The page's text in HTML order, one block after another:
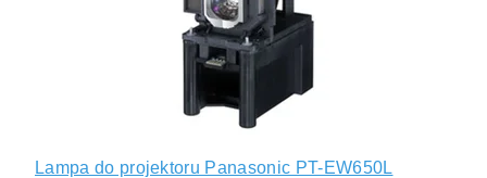
Lampa do projektoru Panasonic PT-EW650L